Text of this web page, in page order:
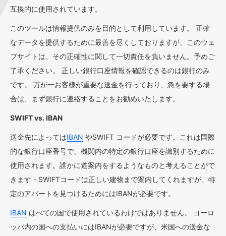
互換的に使用されています。
このツールは情報提供のみを目的として利用しています。 正確
なデータを提供するために最善を尽くしておりますが、このウェ
ブサイトは、その正確性に関して一切責任を負いません。予めご
了承ください。 正しい銀行口座情報を確認できるのは銀行のみ
です。 万が一お客様が重要な送金を行っており、急を要する場
合は、まず銀行に連絡することをお勧めいたします。
SWIFT vs. IBAN
送金先によってはIBAN やSWIFT コードが必要です。これは国際
的な銀行口座番号で、機関内の特定の銀行口座を識別するために
使用されます。誰かに道案内をするようなものと考えることがで
きます - SWIFTコードは正しい建物まで案内してくれますが、特
定のアパートを見つけるためにはIBANが必要です。
IBAN はべての国で使用されているわけではありません。 ヨーロ
ッパ内の国への支払いにはIBANが必要ですが、米国への送金な